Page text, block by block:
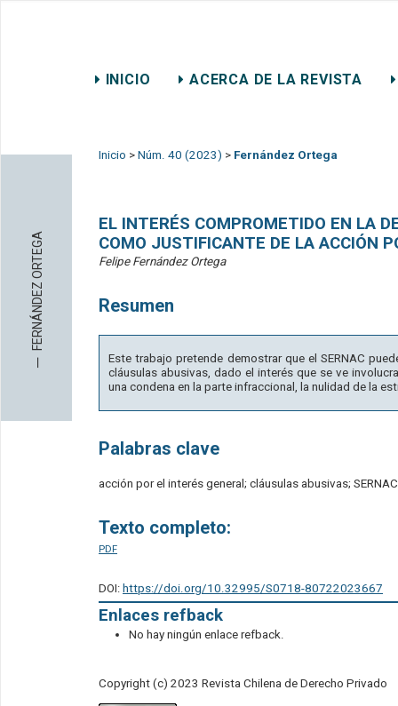
INICIO ACERCA DE LA REVISTA
─
FERNÁNDEZ ORTEGA
Inicio > Núm. 40 (2023) > Fernández Ortega
EL INTERÉS COMPROMETIDO EN LA
COMO JUSTIFICANTE DE LA ACCIÓN
Felipe Fernández Ortega
Resumen
Este trabajo pretende demostrar que el SERNAC
cláusulas abusivas, dado el interés que se ve
una condena en la parte infraccional, la nulidad de la
Palabras clave
acción por el interés general; cláusulas abusivas; SERNAC
Texto completo:
PDF
DOI: https://doi.org/10.32995/S0718-80722023667
Enlaces refback
No hay ningún enlace refback.
Copyright (c) 2023 Revista Chilena de Derecho Privado